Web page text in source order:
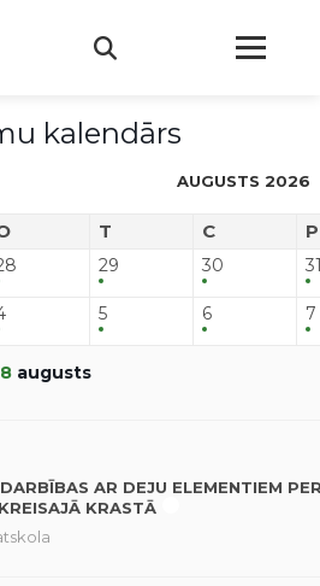
kalendārs
AUGUSTS 2026
T C
29 30
5 6 7
8 augusts
AR DEJU ELEMENTIEM
KRASTĀ